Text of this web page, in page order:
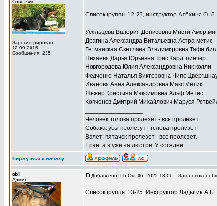
Советчик
Зарегистрирован:
12.09.2015
Сообщения: 235
Список группы 12-25, инструктор Алёхина О. Л.
Усольцева Валерия Денисовна Мисти
Драгина Александра Витальевна Астра метис
Гетманская Светлана Владимировна Тафи
Нехаева Дарья Юрьевна Трис Карл. пинчер
Новгородова Юлия Александровна Ник колли
Федченко Наталья Викторовна Чипс
Иванова Анна Александровна Макс Метис
Жежер Кристина Максимовна Альф Метис
Копченов Дмитрий Михайлович Маруся
Человек: голова пролезет - все пролезет.
Собака: усы пролезут - голова пролезет
Валет: пятачок пролезет - все пролезет.
Еран: а я уже на люстре. У соседей.
Вернуться к началу
abl
Админ
Добавлено: Пн Окт 06, 2025 13:01 Заголовок
Список группы 13-25. Инструктор Ладыгин А.Б.